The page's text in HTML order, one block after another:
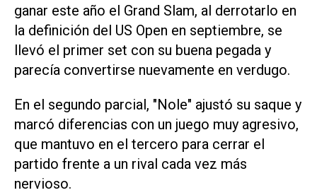
ganar este año el Grand Slam, al derrotarlo en
la definición del US Open en septiembre, se
llevó el primer set con su buena pegada y
parecía convertirse nuevamente en verdugo.
En el segundo parcial, "Nole" ajustó su saque y
marcó diferencias con un juego muy agresivo,
que mantuvo en el tercero para cerrar el
partido frente a un rival cada vez más
nervioso.